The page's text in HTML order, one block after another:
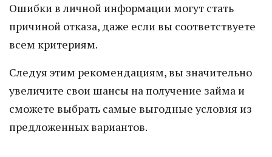
Ошибки в личной информации могут стать
причиной отказа, даже если вы соответствуете
всем критериям.
Следуя этим рекомендациям, вы значительно
увеличите свои шансы на получение займа и
сможете выбрать самые выгодные условия из
предложенных вариантов.